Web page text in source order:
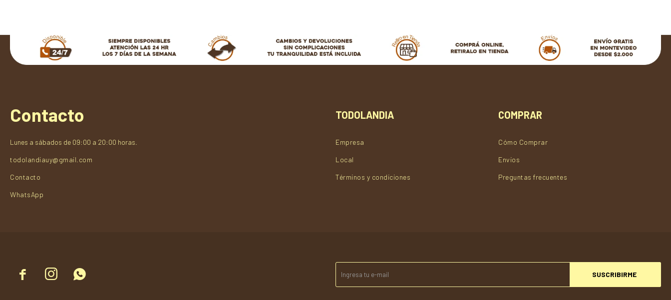
   SUSCRIBIRME
Contacto
Lunes a sábados de 09:00 a 20:00 horas.
todolandiauy@gmail.com
Contacto
WhatsApp
TODOLANDIA
Empresa
Local
Términos y condiciones
COMPRAR
Cómo Comprar
Envios
Preguntas frecuentes